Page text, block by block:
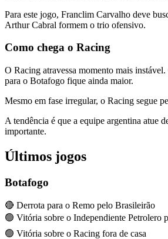
Para este jogo, Franclim Carvalho deve
Arthur Cabral formem o trio ofensivo.
Como chega o Racing
O Racing atravessa momento mais
para o Botafogo fique ainda maior.
Mesmo em fase irregular, o Racing segue
A tendência é que a equipe argentina atue
importante.
Últimos jogos
Botafogo
🔴 Derrota para o Remo pelo Brasileirão
🟢 Vitória sobre o Independiente Petrolero
🟢 Vitória sobre o Racing fora de casa